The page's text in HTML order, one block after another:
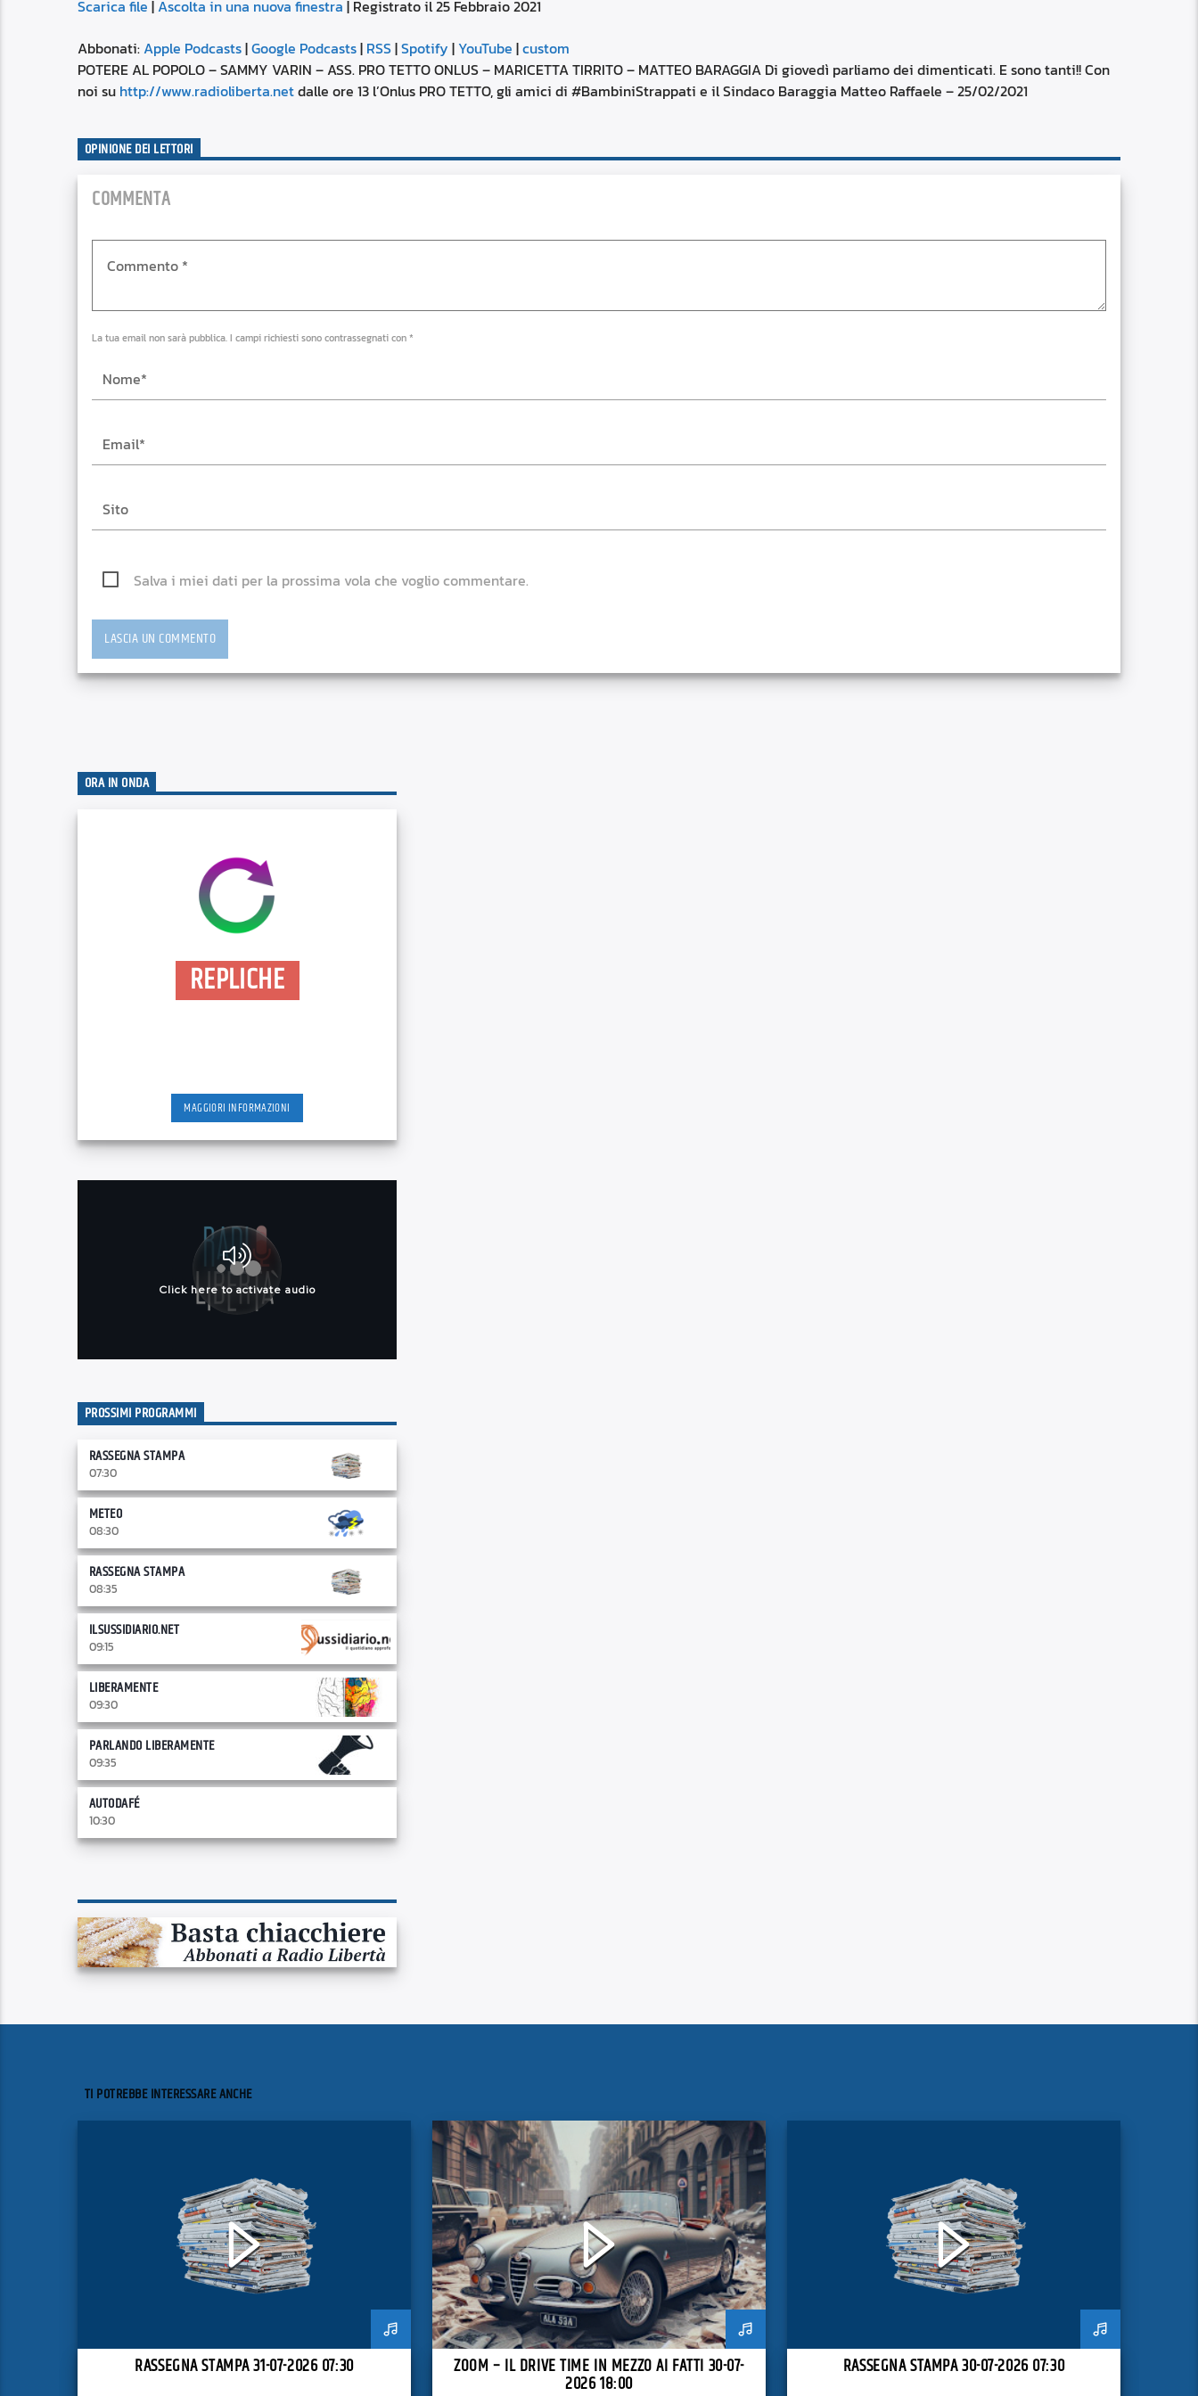
volume.
SUBSCRIBE SHARE
Spotify
LINK
EMBED
Scarica file |Ascolta in una nuova finestra | Registrato il 25 Febbraio 2021
Abbonati:Apple Podcasts|Google Podcasts| RSS|Spotify | YouTube |custom
POTERE AL POPOLO – SAMMY VARIN – ASS. PRO TETTO ONLUS – MARICETTA TIRRITO – MATTEO BARAGGIA Di giovedì parliamo dei dimenticati. E sono tanti!! Con
noi su http://www.radioliberta.netdalle ore 13 l’Onlus PRO TETTO, gli amici di #BambiniStrappati e il Sindaco Baraggia Matteo Raffaele – 25/02/2021
OPINIONE DEI LETTORI
COMMENTA
La tua email non sarà pubblica. I campi richiesti sono contrassegnati con *
Salva i miei dati per la prossima vola che voglio commentare.
ORA IN ONDA
REPLICHE
MAGGIORI INFORMAZIONI
PROSSIMI PROGRAMMI
RASSEGNA STAMPA
07:30
METEO
08:30
RASSEGNA STAMPA
08:35
ILSUSSIDIARIO.NET
09:15
LIBERAMENTE
09:30
PARLANDO LIBERAMENTE
09:35
AUTODAFÉ
10:30
TI POTREBBE INTERESSARE ANCHE
RASSEGNA STAMPA 31-07-2026 07:30 ZOOM – IL DRIVE TIME IN MEZZO AI FATTI 30-07-
2026 18:00
RASSEGNA STAMPA 30-07-2026 07:30